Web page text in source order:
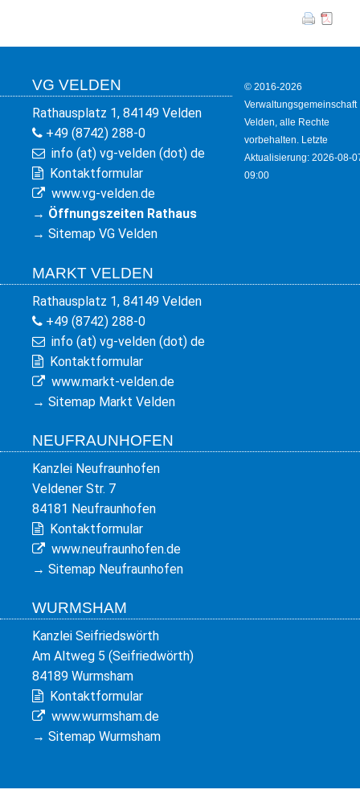
VG VELDEN
Rathausplatz 1, 84149 Velden
+49 (8742) 288-0
info (at) vg-velden (dot) de
Kontaktformular
www.vg-velden.de
→ Öffnungszeiten Rathaus
→ Sitemap VG Velden
MARKT VELDEN
Rathausplatz 1, 84149 Velden
+49 (8742) 288-0
info (at) vg-velden (dot) de
Kontaktformular
www.markt-velden.de
→ Sitemap Markt Velden
NEUFRAUNHOFEN
Kanzlei Neufraunhofen
Veldener Str. 7
84181 Neufraunhofen
Kontaktformular
www.neufraunhofen.de
→ Sitemap Neufraunhofen
WURMSHAM
Kanzlei Seifriedswörth
Am Altweg 5 (Seifriedwörth)
84189 Wurmsham
Kontaktformular
www.wurmsham.de
→ Sitemap Wurmsham
© 2016-2026
Verwaltungsgemeinschaft
Velden, alle Rechte
vorbehalten. Letzte
Aktualisierung: 2026-08-
09:00